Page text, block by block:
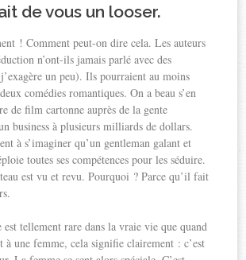
de vous un looser.
! Comment peut-on dire cela. Les auteurs
n’ont-ils jamais parlé avec des
un peu). Ils pourraient au moins
comédies romantiques. On a beau s’en
de film cartonne auprès de la gente
business à plusieurs milliards de dollars.
à s’imaginer qu’un gentleman galant et
toutes ses compétences pour les séduire.
est vu et revu. Pourquoi ? Parce qu’il fait
est tellement rare dans la vraie vie que quand
à une femme, cela signifie clairement : c’est